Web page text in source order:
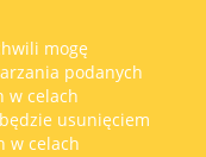
mogę
podanych
w celach
usunięciem
w celach